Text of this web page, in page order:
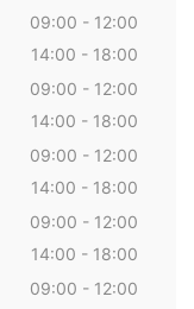
09:00 - 12:00
14:00 - 18:00
09:00 - 12:00
14:00 - 18:00
09:00 - 12:00
14:00 - 18:00
09:00 - 12:00
14:00 - 18:00
09:00 - 12:00